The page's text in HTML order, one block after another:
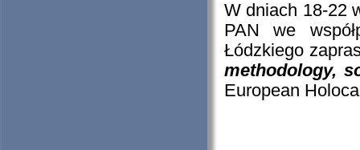
W dniach 18-22
PAN we
Łódzkiego
methodology,
European